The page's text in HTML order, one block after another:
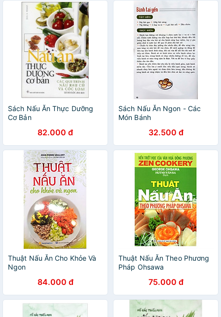
Sách Nấu Ăn Thực Dưỡng
Cơ Bản
82.000 đ
Sách Nấu Ăn Ngon - Các
Món Bánh
32.500 đ
Thuật Nấu Ăn Cho Khỏe Và
Ngon
84.000 đ
Thuật Nấu Ăn Theo Phương
Pháp Ohsawa
75.000 đ